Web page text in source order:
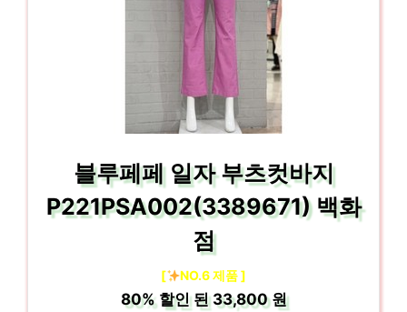
블루페페 일자 부츠컷바지
P221PSA002(3389671) 백화
점
[ NO.6 제품 ]
80%할인 된33,800 원